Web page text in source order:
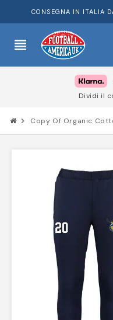
CONSEGNA IN ITALIA
view_headline
Dividi il
chevron_right Copy Of Organic